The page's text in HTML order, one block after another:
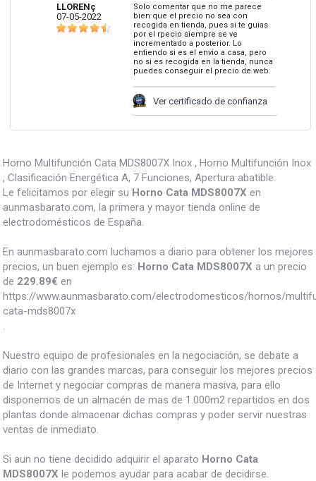
LLORENç
07-05-2022
Solo comentar que no me parece
bien que el precio no sea con
recogida en tienda, pues si te guias
por el rpecio siempre se ve
incrementado a posterior. Lo
entiendo si es el envio a casa, pero
no si es recogida en la tienda, nunca
puedes conseguir el precio de web.
Ver certificado de confianza
Horno Multifunción Cata MDS8007X Inox , Horno Multifunción Inox
, Clasificación Energética A, 7 Funciones, Apertura abatible.
Le felicitamos por elegir su Horno Cata MDS8007X en
aunmasbarato.com, la primera y mayor tienda online de
electrodomésticos de España.
En aunmasbarato.com luchamos a diario para obtener los mejores
precios, un buen ejemplo es: Horno Cata MDS8007X a un precio
de 229.89€ en
https://www.aunmasbarato.com/electrodomesticos/hornos/
cata-mds8007x
.
Nuestro equipo de profesionales en la negociación, se debate a
diario con las grandes marcas, para conseguir los mejores precios
de Internet y negociar compras de manera masiva, para ello
disponemos de un almacén de mas de 1.000m2 repartidos en dos
plantas donde almacenar dichas compras y poder servir nuestras
ventas de inmediato.
Si aun no tiene decidido adquirir el aparato Horno Cata
MDS8007X le podemos ayudar para acabar de decidirse.